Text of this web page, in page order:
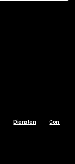
Diensten Contact